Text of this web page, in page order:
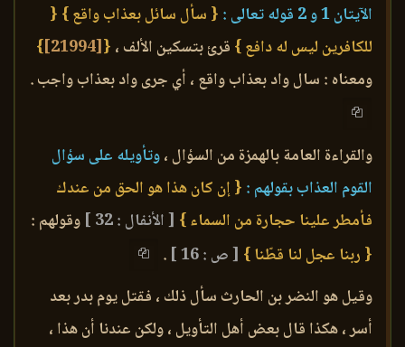
الآيتان 1 و 2 قوله تعالى : { سأل سائل بعذاب واقع } {
للكافرين ليس له دافع } قرئ بتسكين الألف ، {
[21994]
}
ومعناه : سال واد بعذاب واقع ، أي جرى واد بعذاب واجب .
والقراءة العامة بالهمزة من السؤال ،وتأويله على سؤال
القوم العذاب بقولهم : { إن كان هذا هو الحق من عندك
فأمطر علينا حجارة من السماء } [ الأنفال : 32 ]
وقولهم :
{ ربنا عجل لنا قطّنا } [ ص : 16 ]
.
وقيل هو النضر بن الحارث سأل ذلك ، فقتل يوم بدر بعد
أسر ، هكذا قال بعض أهل التأويل ، ولكن عندنا أن هذا ،